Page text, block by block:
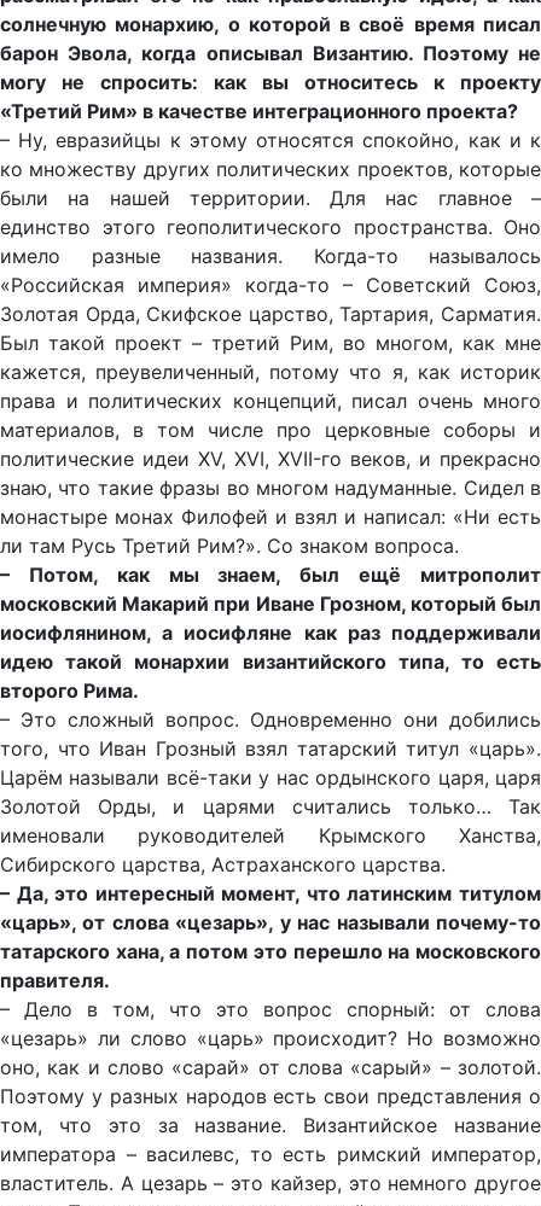
солнечную монархию, о которой в своё время писал
барон Эвола, когда описывал Византию. Поэтому не
могу не спросить: как вы относитесь к проекту
«Третий Рим» в качестве интеграционного проекта?
– Ну, евразийцы к этому относятся спокойно, как и к
ко множеству других политических проектов, которые
были на нашей территории. Для нас главное –
единство этого геополитического пространства. Оно
имело разные названия. Когда-то называлось
«Российская империя» когда-то – Советский Союз,
Золотая Орда, Скифское царство, Тартария, Сарматия.
Был такой проект – третий Рим, во многом, как мне
кажется, преувеличенный, потому что я, как историк
права и политических концепций, писал очень много
материалов, в том числе про церковные соборы и
политические идеи XV, XVI, XVII-го веков, и прекрасно
знаю, что такие фразы во многом надуманные. Сидел в
монастыре монах Филофей и взял и написал: «Ни есть
ли там Русь Третий Рим?». Со знаком вопроса.
– Потом, как мы знаем, был ещё митрополит
московский Макарий при Иване Грозном, который был
иосифлянином, а иосифляне как раз поддерживали
идею такой монархии византийского типа, то есть
второго Рима.
– Это сложный вопрос. Одновременно они добились
того, что Иван Грозный взял татарский титул «царь».
Царём называли всё-таки у нас ордынского царя, царя
Золотой Орды, и царями считались только… Так
именовали руководителей Крымского Ханства,
Сибирского царства, Астраханского царства.
– Да, это интересный момент, что латинским титулом
«царь», от слова «цезарь», у нас называли почему-то
татарского хана, а потом это перешло на московского
правителя.
– Дело в том, что это вопрос спорный: от слова
«цезарь» ли слово «царь» происходит? Но возможно
оно, как и слово «сарай» от слова «сарый» – золотой.
Поэтому у разных народов есть свои представления о
том, что это за название. Византийское название
императора – василевс, то есть римский император,
властитель. А цезарь – это кайзер, это немного другое